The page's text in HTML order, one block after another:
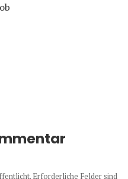
Erforderliche Felder sind